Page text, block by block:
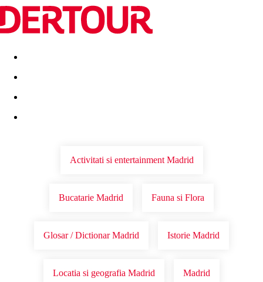
Destinatii Vacanta perfecta OFERTE DE NERATAT
Activitati si entertainment Madrid
Bucatarie Madrid Fauna si Flora
Glosar / Dictionar Madrid Istorie Madrid
Locatia si geografia Madrid Madrid